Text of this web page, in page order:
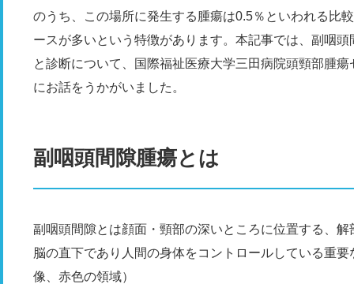
のうち、この場所に発生する腫瘍は0.5％といわれる比
ースが多いという特徴があります。本記事では、副咽
と診断について、国際福祉医療大学三田病院頭頸部腫
にお話をうかがいました。
副咽頭間隙腫瘍とは
副咽頭間隙とは顔面・頸部の深いところに位置する、
脳の直下であり人間の身体をコントロールしている重
像、赤色の領域）